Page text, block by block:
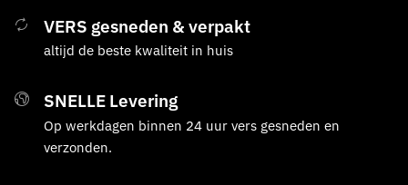
VERS gesneden & verpakt
altijd de beste kwaliteit in huis
SNELLE Levering
Op werkdagen binnen 24 uur vers gesneden en
verzonden.